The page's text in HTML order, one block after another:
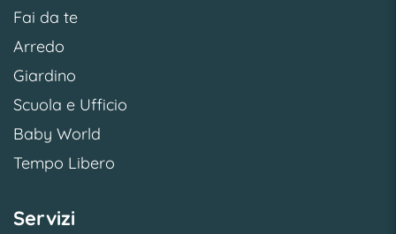
Fai da te
Arredo
Giardino
Scuola e Ufficio
Baby World
Tempo Libero
Servizi